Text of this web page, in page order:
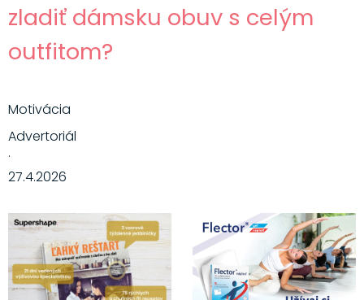
zladiť dámsku obuv s celým
outfitom?
Motivácia
Advertoriál
·
27.4.2026